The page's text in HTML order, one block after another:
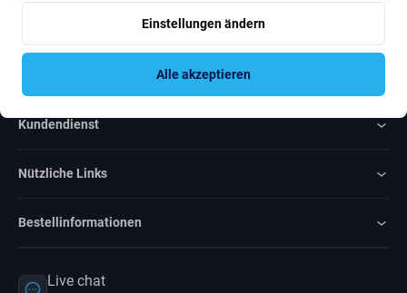
Rated Excellent
Over
Kundendienst
Nützliche Links
Bestellinformationen
Live chat
Einstellungen ändern
Alle akzeptieren